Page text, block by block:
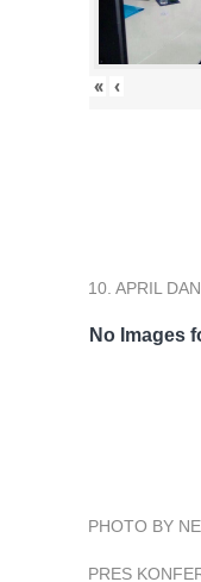
« ‹
10. APRIL
No Images
PHOTO BY
PRES